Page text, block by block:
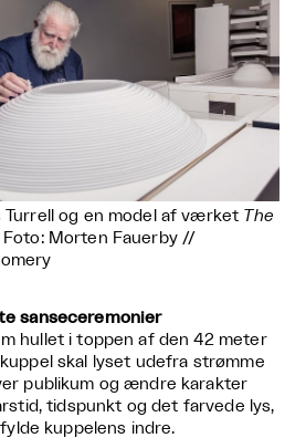
Turrell og en model af værket The
Foto: Morten Fauerby //
sanseceremonier
hullet i toppen af den 42 meter
skal lyset udefra strømme
publikum og ændre karakter
tidspunkt og det farvede lys,
kuppelens indre.